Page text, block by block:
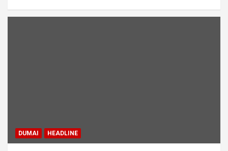
DUMAI HEADLINE